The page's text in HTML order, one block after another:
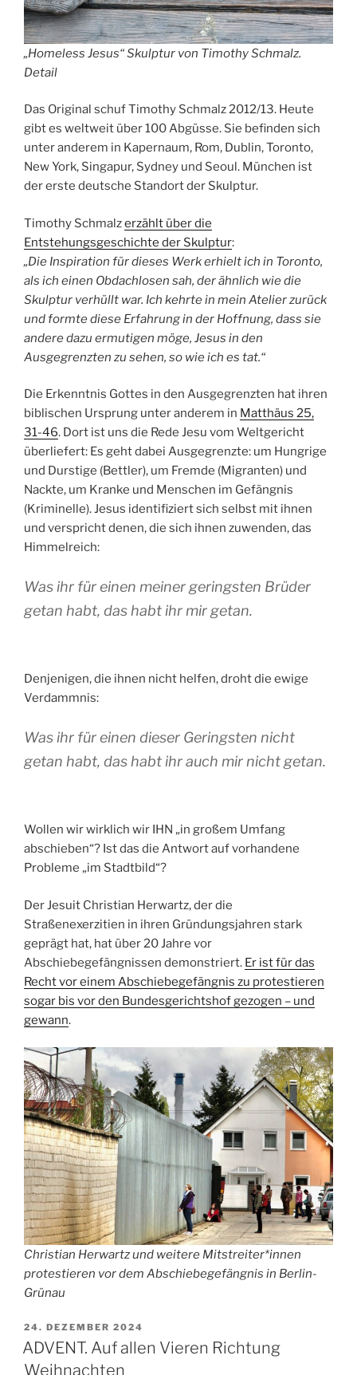
„Homeless Jesus“ Skulptur von Timothy Schmalz.
Detail
Das Original schuf Timothy Schmalz 2012/13. Heute
gibt es weltweit über 100 Abgüsse. Sie befinden sich
unter anderem in Kapernaum, Rom, Dublin, Toronto,
New York, Singapur, Sydney und Seoul. München ist
der erste deutsche Standort der Skulptur.
Timothy Schmalzerzählt über die
Entstehungsgeschichte der Skulptur:
„Die Inspiration für dieses Werk erhielt ich in Toronto,
als ich einen Obdachlosen sah, der ähnlich wie die
Skulptur verhüllt war. Ich kehrte in mein Atelier zurück
und formte diese Erfahrung in der Hoffnung, dass sie
andere dazu ermutigen möge, Jesus in den
Ausgegrenzten zu sehen, so wie ich es tat.“
Die Erkenntnis Gottes in den Ausgegrenzten hat ihren
biblischen Ursprung unter anderem in Matthäus 25,
31-46. Dort ist uns die Rede Jesu vom Weltgericht
überliefert: Es geht dabei Ausgegrenzte: um Hungrige
und Durstige (Bettler), um Fremde (Migranten) und
Nackte, um Kranke und Menschen im Gefängnis
(Kriminelle). Jesus identifiziert sich selbst mit ihnen
und verspricht denen, die sich ihnen zuwenden, das
Himmelreich:
Was ihr für einen meiner geringsten Brüder
getan habt, das habt ihr mir getan.
Denjenigen, die ihnen nicht helfen, droht die ewige
Verdammnis:
Was ihr für einen dieser Geringsten nicht
getan habt, das habt ihr auch mir nicht getan.
Wollen wir wirklich wir IHN „in großem Umfang
abschieben“? Ist das die Antwort auf vorhandene
Probleme „im Stadtbild“?
Der Jesuit Christian Herwartz, der die
Straßenexerzitien in ihren Gründungsjahren stark
geprägt hat, hat über 20 Jahre vor
Abschiebegefängnissen demonstriert. Er ist für das
Recht vor einem Abschiebegefängnis zu protestieren
sogar bis vor den Bundesgerichtshof gezogen – und
gewann.
Christian Herwartz und weitere Mitstreiter*innen
protestieren vor dem Abschiebegefängnis in Berlin-
Grünau
VERÖFFENTLICHT
AM
24. DEZEMBER 2024
ADVENT. Auf allen Vieren Richtung
Weihnachten